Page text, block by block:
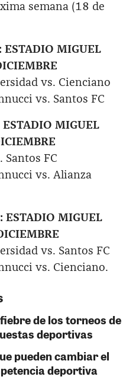
semana (18 de
ESTADIO MIGUEL
vs. Cienciano
vs. Santos FC
ESTADIO MIGUEL
Santos FC
vs. Alianza
ESTADIO MIGUEL
vs. Santos FC
vs. Cienciano.
de los torneos de
deportivas
pueden cambiar el
deportiva